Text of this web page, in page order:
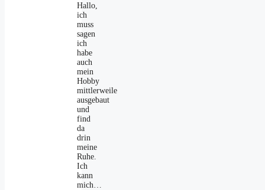
Hallo,
ich
muss
sagen
ich
habe
auch
mein
Hobby
mittlerweile
ausgebaut
und
find
da
drin
meine
Ruhe.
Ich
kann
mich…